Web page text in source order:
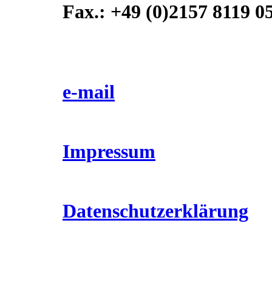
Fax.: +49 (0)2157 8119
e-mail
Impressum
Datenschutzerklärung